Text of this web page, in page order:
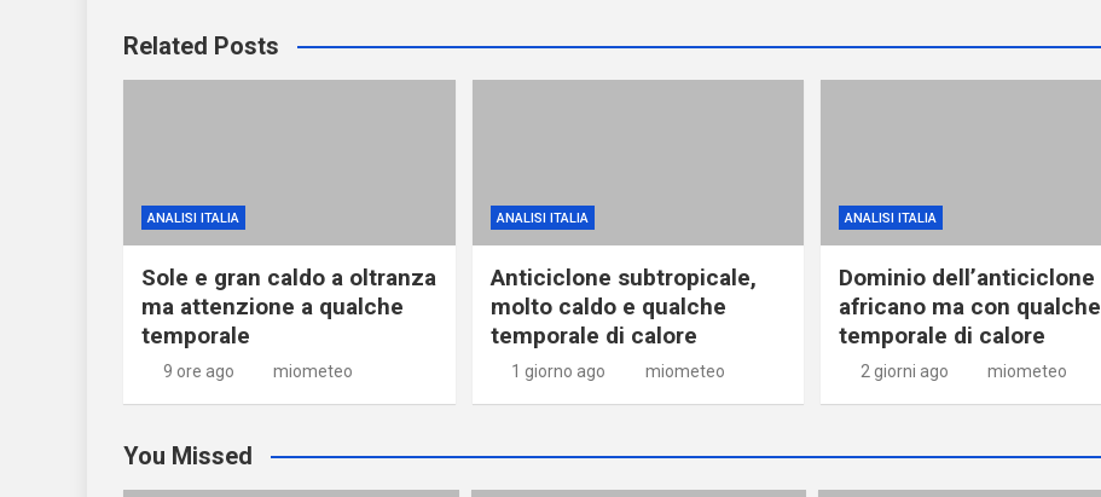
Related Posts
ANALISI ITALIA
Sole e gran caldo a oltranza
ma attenzione a qualche
temporale
9 ore ago miometeo
ANALISI ITALIA
Anticiclone subtropicale,
molto caldo e qualche
temporale di calore
1 giorno ago miometeo
ANALISI ITALIA
Dominio dell’anticiclone
africano ma con qualche
temporale di calore
2 giorni ago miometeo
You Missed